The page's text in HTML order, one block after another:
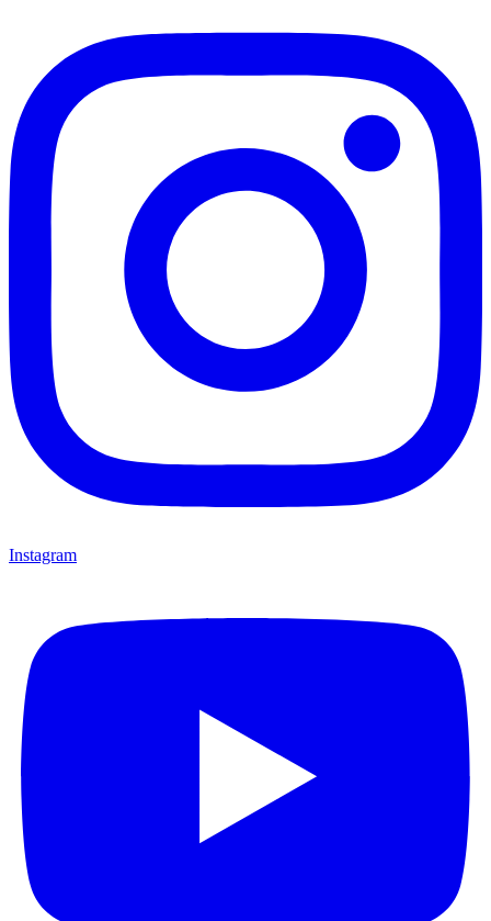
Instagram